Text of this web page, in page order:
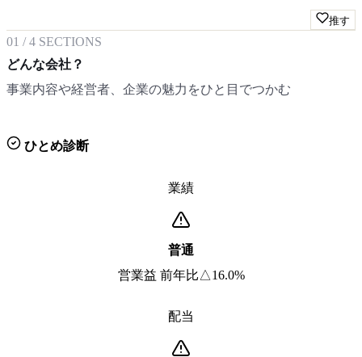
推す
01 /4 SECTIONS
どんな会社？
事業内容や経営者、企業の魅力をひと目でつかむ
ひとめ診断
業績
普通
営業益 前年比△16.0%
配当